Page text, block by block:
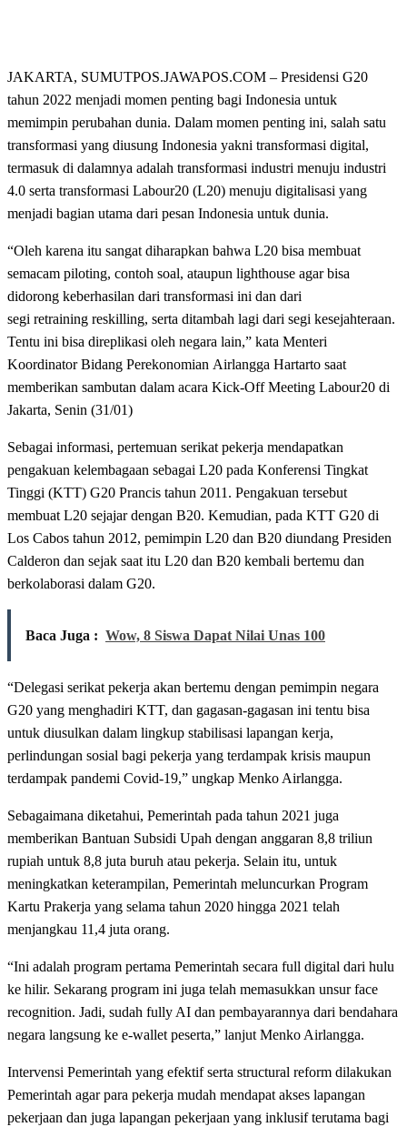
JAKARTA, SUMUTPOS.JAWAPOS.COM – Presidensi G20
tahun 2022 menjadi momen penting bagi Indonesia untuk
memimpin perubahan dunia. Dalam momen penting ini, salah satu
transformasi yang diusung Indonesia yakni transformasi digital,
termasuk di dalamnya adalah transformasi industri menuju industri
4.0 serta transformasi Labour20 (L20) menuju digitalisasi yang
menjadi bagian utama dari pesan Indonesia untuk dunia.
“Oleh karena itu sangat diharapkan bahwa L20 bisa membuat
semacam piloting, contoh soal, ataupun lighthouse agar bisa
didorong keberhasilan dari transformasi ini dan dari
segi retraining reskilling, serta ditambah lagi dari segi kesejahteraan.
Tentu ini bisa direplikasi oleh negara lain,” kata Menteri
Koordinator Bidang Perekonomian Airlangga Hartarto saat
memberikan sambutan dalam acara Kick-Off Meeting Labour20 di
Jakarta, Senin (31/01)
Sebagai informasi, pertemuan serikat pekerja mendapatkan
pengakuan kelembagaan sebagai L20 pada Konferensi Tingkat
Tinggi (KTT) G20 Prancis tahun 2011. Pengakuan tersebut
membuat L20 sejajar dengan B20. Kemudian, pada KTT G20 di
Los Cabos tahun 2012, pemimpin L20 dan B20 diundang Presiden
Calderon dan sejak saat itu L20 dan B20 kembali bertemu dan
berkolaborasi dalam G20.
Baca Juga : Wow, 8 Siswa Dapat Nilai Unas 100
“Delegasi serikat pekerja akan bertemu dengan pemimpin negara
G20 yang menghadiri KTT, dan gagasan-gagasan ini tentu bisa
untuk diusulkan dalam lingkup stabilisasi lapangan kerja,
perlindungan sosial bagi pekerja yang terdampak krisis maupun
terdampak pandemi Covid-19,” ungkap Menko Airlangga.
Sebagaimana diketahui, Pemerintah pada tahun 2021 juga
memberikan Bantuan Subsidi Upah dengan anggaran 8,8 triliun
rupiah untuk 8,8 juta buruh atau pekerja. Selain itu, untuk
meningkatkan keterampilan, Pemerintah meluncurkan Program
Kartu Prakerja yang selama tahun 2020 hingga 2021 telah
menjangkau 11,4 juta orang.
“Ini adalah program pertama Pemerintah secara full digital dari hulu
ke hilir. Sekarang program ini juga telah memasukkan unsur face
recognition. Jadi, sudah fully AI dan pembayarannya dari bendahara
negara langsung ke e-wallet peserta,” lanjut Menko Airlangga.
Intervensi Pemerintah yang efektif serta structural reform dilakukan
Pemerintah agar para pekerja mudah mendapat akses lapangan
pekerjaan dan juga lapangan pekerjaan yang inklusif terutama bagi